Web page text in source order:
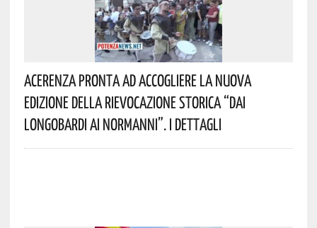
Acerenza Pronta Ad Accogliere La Nuova
Edizione Della Rievocazione Storica “Dai
Longobardi Ai Normanni”. I Dettagli